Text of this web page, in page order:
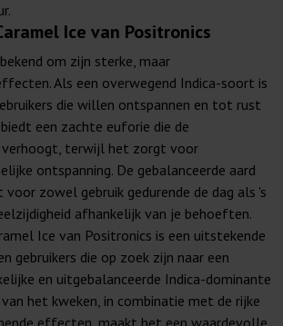
Ice van Positronics
om zijn sterke, maar
Als een overwegend Indica-soort is
die willen ontspannen en tot rust
een zachte euforie die de
terwijl het zorgt voor
ontspanning. De gebalanceerde aard
zowel gebruik gedurende de dag als 's
afhankelijk van je behoeften.
Ice van Positronics is een uitstekende
gebruikers die op zoek zijn naar een
en uitgebalanceerde Indica-dominante
het kweken, in combinatie met de rijke